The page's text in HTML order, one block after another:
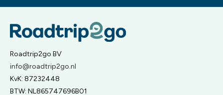
Roadtrip2go BV
info@roadtrip2go.nl
KvK: 87232448
BTW: NL865747696B01